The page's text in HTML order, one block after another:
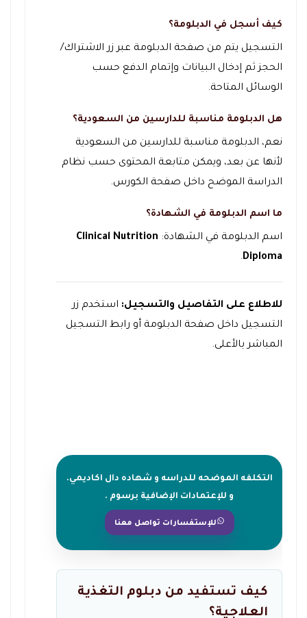
كيف أسجل في الدبلومة؟
التسجيل يتم من صفحة الدبلومة عبر زر الاشتراك/
الحجز ثم إدخال البيانات وإتمام الدفع حسب
الوسائل المتاحة.
هل الدبلومة مناسبة للدارسين من السعودية؟
نعم، الدبلومة مناسبة للدارسين من السعودية
لأنها عن بعد، ويمكن متابعة المحتوى حسب نظام
الدراسة الموضح داخل صفحة الكورس.
ما اسم الدبلومة في الشهادة؟
اسم الدبلومة في الشهادة: Clinical Nutrition
Diploma
.
للاطلاع على التفاصيل والتسجيل: استخدم زر
التسجيل داخل صفحة الدبلومة أو رابط التسجيل
المباشر بالأعلى.
التكلفه الموضحه للدراسه و شهاده دال اكاديمي.
و للإعتمادات الإضافية برسوم .
للإستفسارات تواصل معنا
كيف تستفيد من دبلوم التغذية
العلاجية؟